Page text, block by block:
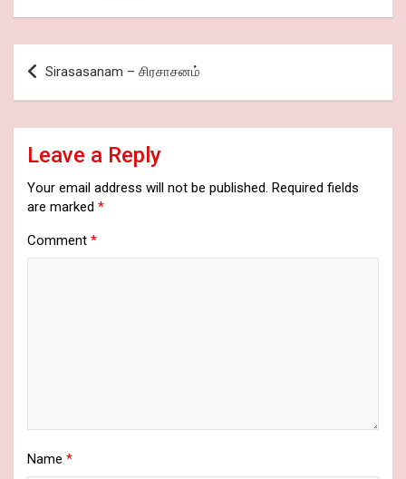
Post
navigation
Sirasasanam – சிரசாசனம்
Leave a Reply
Your email address will not be published. Required fields
are marked *
Comment *
Name *